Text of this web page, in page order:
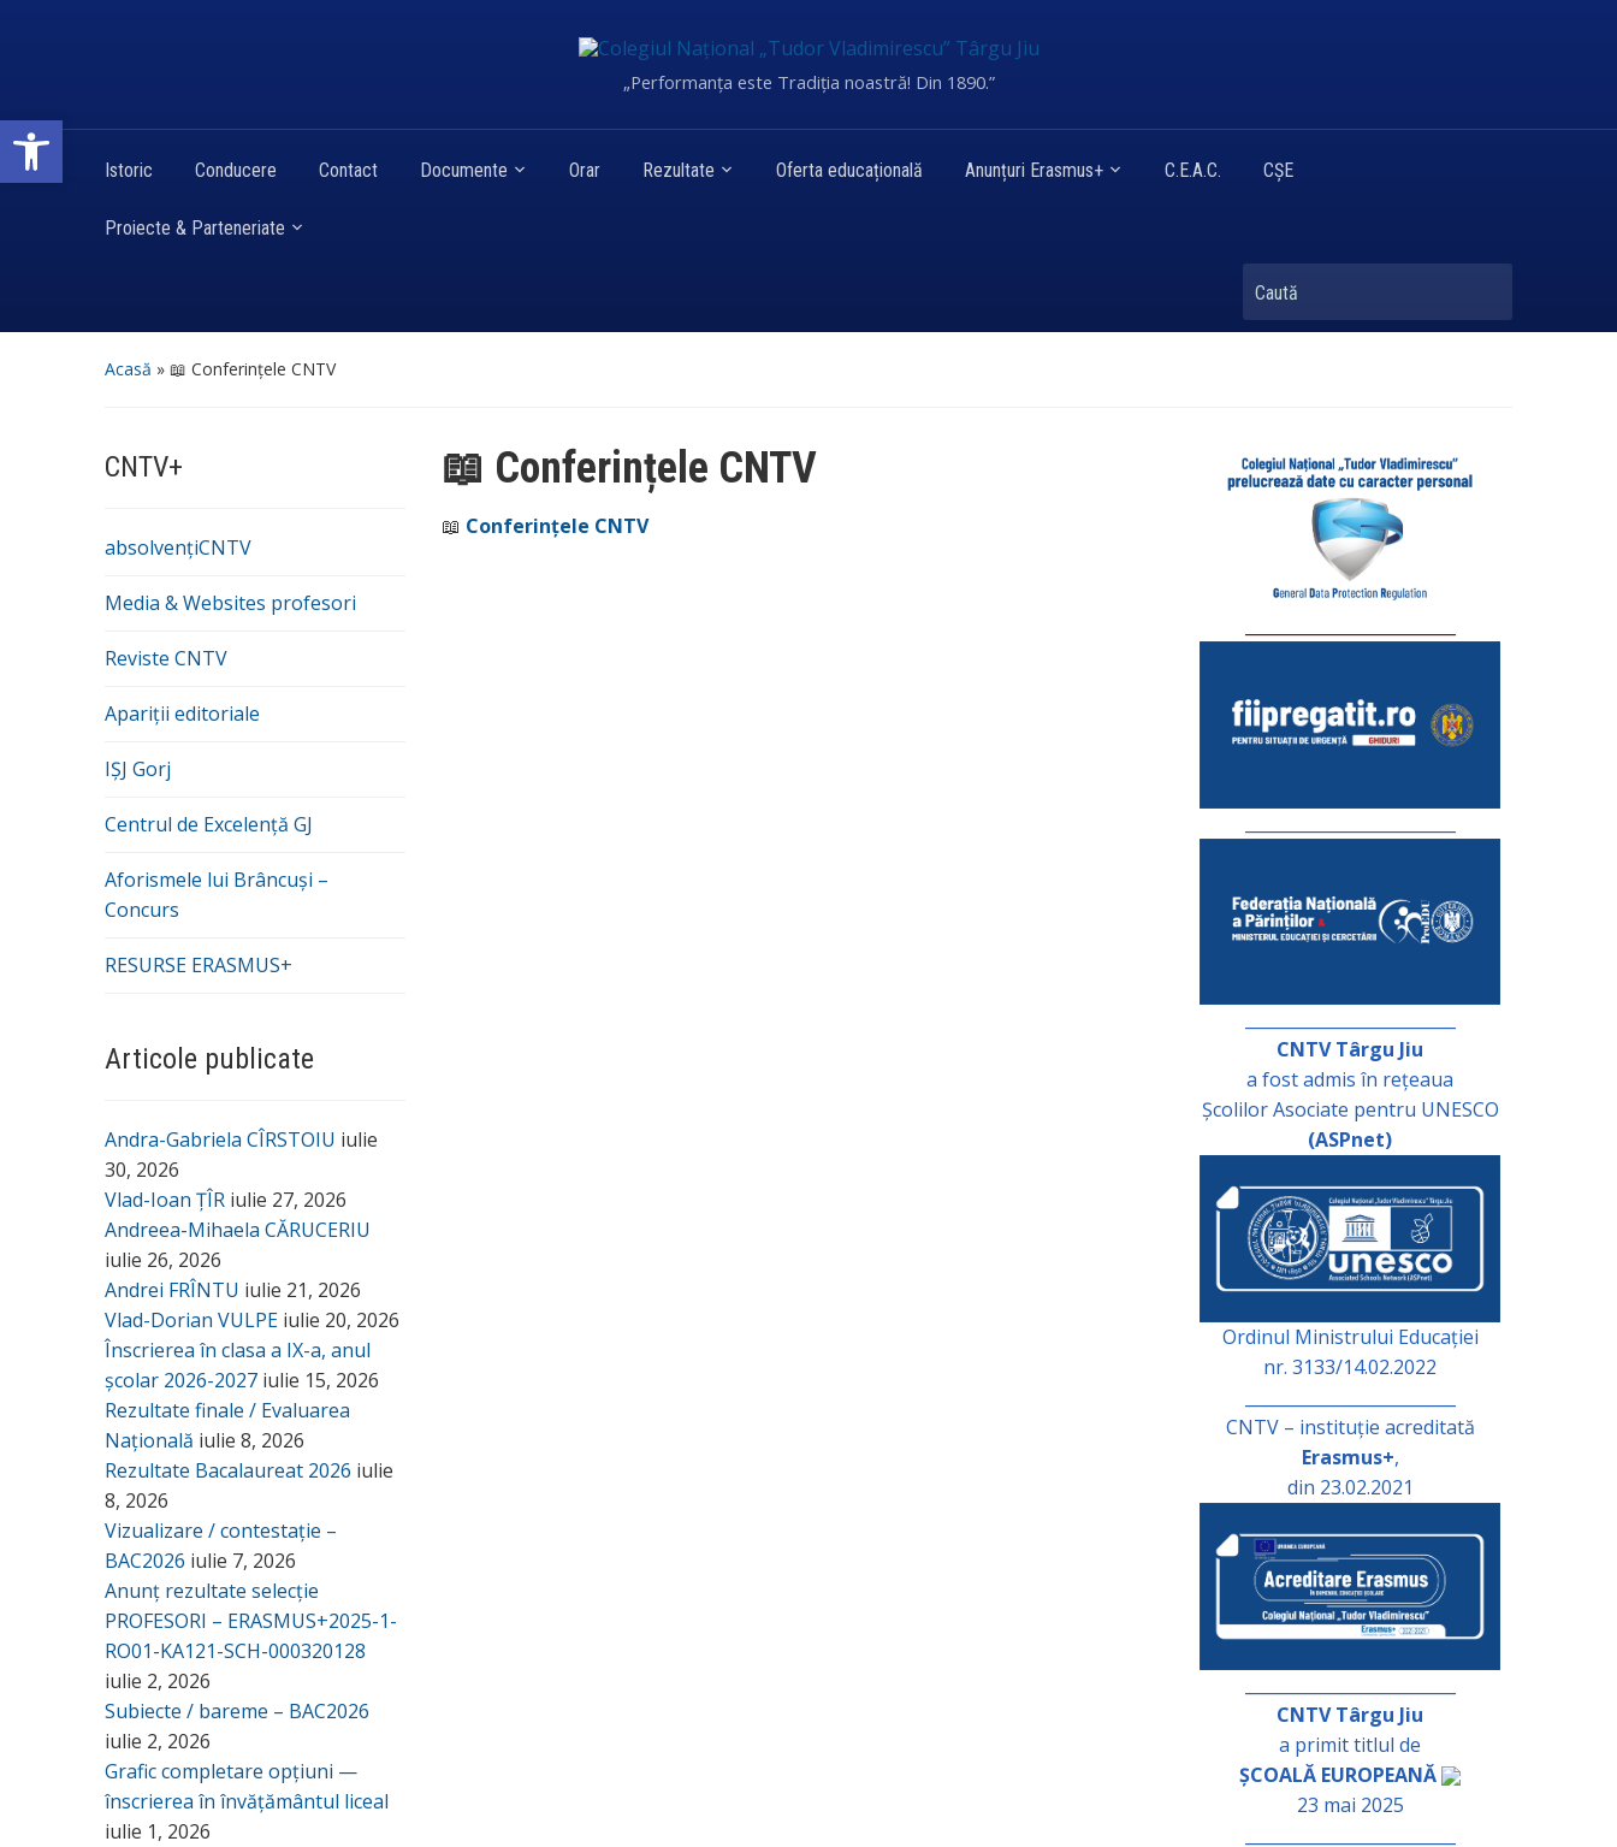
Deschide bara de unelte
„Performanța este Tradiția noastră! Din 1890.”
Istoric Conducere Contact Documente Orar Rezultate Oferta educațională Anunțuri Erasmus+ C.E.A.C. CȘE
Proiecte & Parteneriate
Caută
Acasă » 📖 Conferințele CNTV
CNTV+
absolvențiCNTV
Media & Websites profesori
Reviste CNTV
Apariții editoriale
IȘJ Gorj
Centrul de Excelență GJ
Aforismele lui Brâncuși –
Concurs
RESURSE ERASMUS+
Articole publicate
Andra-Gabriela CÎRSTOIU iulie
30, 2026
Vlad-Ioan ȚÎR iulie 27, 2026
Andreea-Mihaela CĂRUCERIU
iulie 26, 2026
Andrei FRÎNTU iulie 21, 2026
Vlad-Dorian VULPE iulie 20, 2026
Înscrierea în clasa a IX-a, anul
școlar 2026-2027 iulie 15, 2026
Rezultate finale / Evaluarea
Națională iulie 8, 2026
Rezultate Bacalaureat 2026 iulie
8, 2026
Vizualizare / contestație –
BAC2026 iulie 7, 2026
Anunț rezultate selecție
PROFESORI – ERASMUS+2025-1-
RO01-KA121-SCH-000320128
iulie 2, 2026
Subiecte / bareme – BAC2026
iulie 2, 2026
Grafic completare opțiuni —
înscrierea în învățământul liceal
iulie 1, 2026
📖 Conferințele CNTV
📖 Conferințele CNTV
CNTV Târgu Jiu
a fost admis în rețeaua
Școlilor Asociate pentru UNESCO
(ASPnet)
Ordinul Ministrului Educației
nr. 3133/14.02.2022
CNTV – instituție acreditată
Erasmus+,
din 23.02.2021
CNTV Târgu Jiu
a primit titlul de
ȘCOALĂ EUROPEANĂ
23 mai 2025